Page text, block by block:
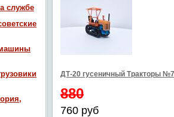
ДТ-20 гусеничный Тракторы
880
760 руб
службе